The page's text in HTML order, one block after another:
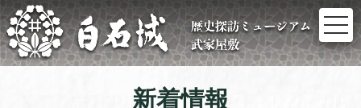
コ
ン
テ
ン
新着情報